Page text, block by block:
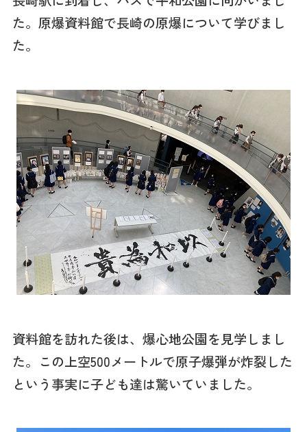
た。原爆資料館で長崎の原爆について学びまし
た。
資料館を訪れた後は、爆心地公園を見学しまし
た。この上空500メートルで原子爆弾が炸裂した
という事実に子ども達は驚いていました。